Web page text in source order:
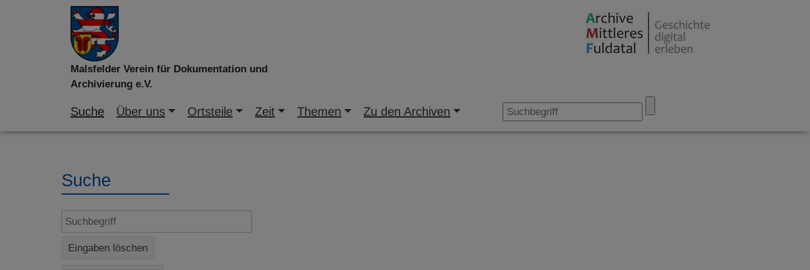
Malsfelder Verein für Dokumentation und
Archivierung e.V.
Suche Über uns Ortsteile Zeit Themen Zu den Archiven
Suche
Eingaben löschen